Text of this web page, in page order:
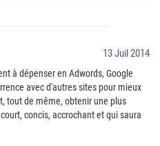
13 Juil 2014
à dépenser en Adwords, Google
avec d'autres sites pour mieux
tout de même, obtenir une plus
concis, accrochant et qui saura